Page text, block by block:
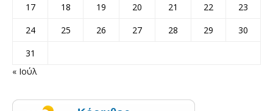
17
18 19 20 21 22
23
24
25 26 27 28 29
30
31
« Ιούλ